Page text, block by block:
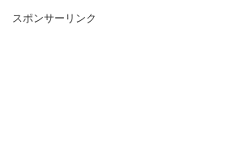
スポンサーリンク